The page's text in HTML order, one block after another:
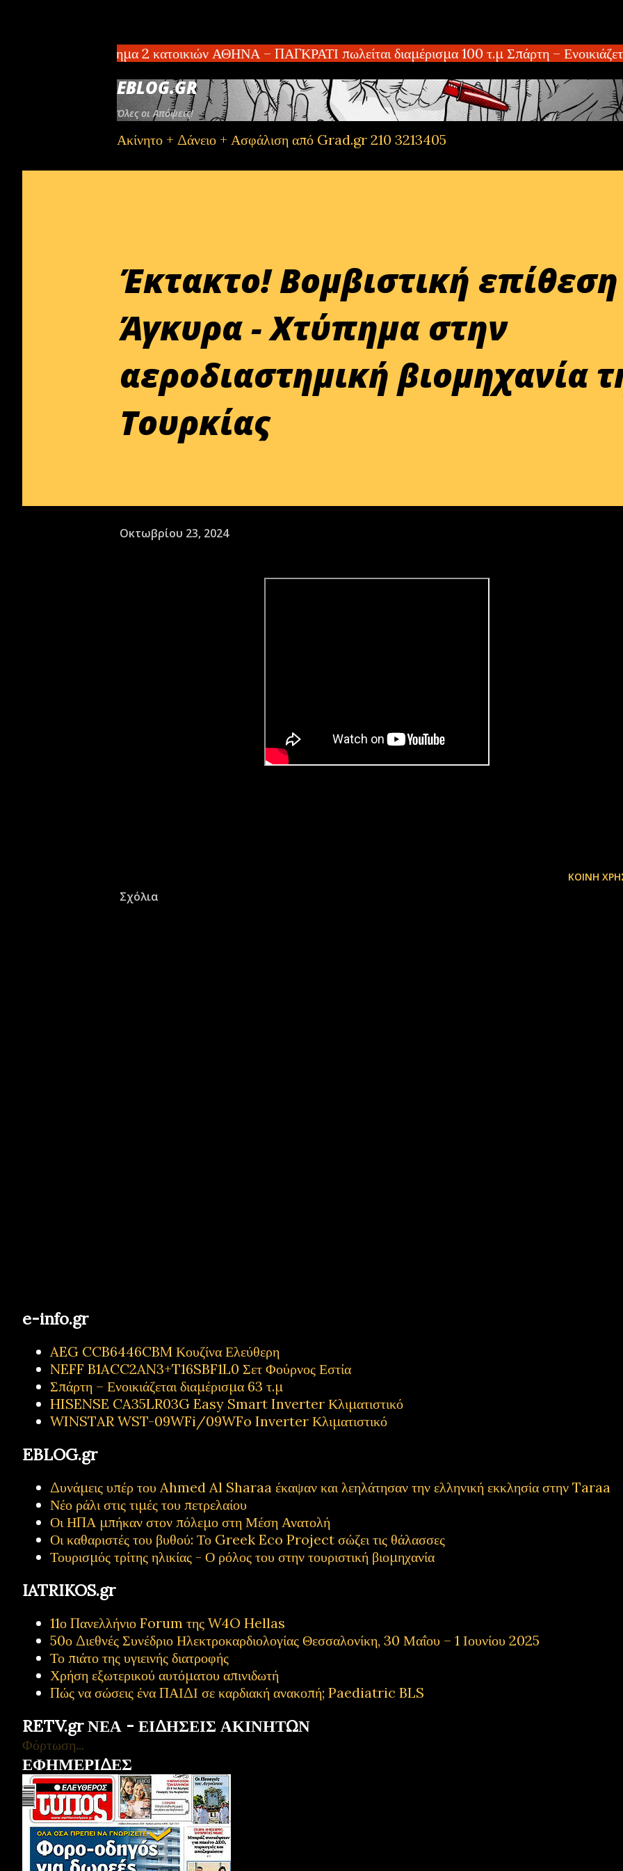
συγκρότημα 2 κατοικιών ΑΘΗΝΑ – ΠΑΓΚΡΑΤΙ πωλείται διαμέρισμα 100 τ.μ Σπάρτη –
EBLOG.GR
Όλες οι Απόψεις!
Ακίνητο + Δάνειο + Ασφάλιση από Grad.gr 210 3213405
Έκτακτο! Βομβιστική
Άγκυρα - Χτύπημα στην
αεροδιαστημική βιομηχανία
Τουρκίας
Οκτωβρίου 23, 2024
ΚΟΙΝΉ
Σχόλια
e-info.gr
AEG CCB6446CBM Κουζίνα Ελεύθερη
NEFF B1ACC2AN3+T16SBF1L0 Σετ Φούρνος Εστία
Σπάρτη – Ενοικιάζεται διαμέρισμα 63 τ.μ
HISENSE CA35LR03G Easy Smart Inverter Κλιματιστικό
WINSTAR WST-09WFi/09WFo Inverter Κλιματιστικό
EBLOG.gr
Δυνάμεις υπέρ του Ahmed Al Sharaa έκαψαν και λεηλάτησαν την ελληνική εκκλησία στην Taraa
Νέο ράλι στις τιμές του πετρελαίου
Οι ΗΠΑ μπήκαν στον πόλεμο στη Μέση Ανατολή
Οι καθαριστές του βυθού: Το Greek Eco Project σώζει τις θάλασσες
Τουρισμός τρίτης ηλικίας - Ο ρόλος του στην τουριστική βιομηχανία
IATRIKOS.gr
11ο Πανελλήνιο Forum της W4O Hellas
50ο Διεθνές Συνέδριο Ηλεκτροκαρδιολογίας Θεσσαλονίκη, 30 Μαΐου – 1 Ιουνίου 2025
Το πιάτο της υγιεινής διατροφής
Χρήση εξωτερικού αυτόματου απινιδωτή
Πώς να σώσεις ένα ΠΑΙΔΙ σε καρδιακή ανακοπή; Paediatric BLS
RETV.gr ΝΕΑ - ΕΙΔΗΣΕΙΣ ΑΚΙΝΗΤΩΝ
Φόρτωση...
ΕΦΗΜΕΡΙΔΕΣ